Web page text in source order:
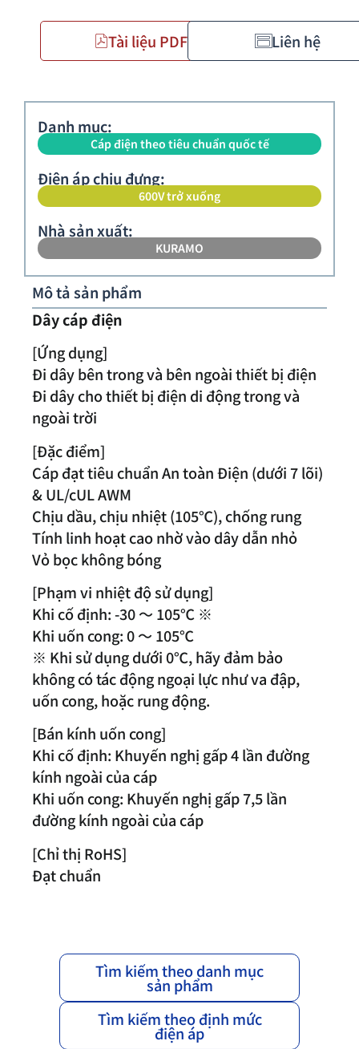
Tài liệu PDF Liên hệ
Danh mục:
Cáp điện theo tiêu chuẩn quốc tế
Điện áp chịu đựng:
600V trở xuống
Nhà sản xuất:
KURAMO
Mô tả sản phẩm
Dây cáp điện
[Ứng dụng]
Đi dây bên trong và bên ngoài thiết bị điện
Đi dây cho thiết bị điện di động trong và
ngoài trời
[Đặc điểm]
Cáp đạt tiêu chuẩn An toàn Điện (dưới 7 lõi)
& UL/cUL AWM
Chịu dầu, chịu nhiệt (105℃), chống rung
Tính linh hoạt cao nhờ vào dây dẫn nhỏ
Vỏ bọc không bóng
[Phạm vi nhiệt độ sử dụng]
Khi cố định: -30 ～ 105℃ ※
Khi uốn cong: 0 ～ 105℃
※ Khi sử dụng dưới 0℃, hãy đảm bảo
không có tác động ngoại lực như va đập,
uốn cong, hoặc rung động.
[Bán kính uốn cong]
Khi cố định: Khuyến nghị gấp 4 lần đường
kính ngoài của cáp
Khi uốn cong: Khuyến nghị gấp 7,5 lần
đường kính ngoài của cáp
[Chỉ thị RoHS]
Đạt chuẩn
Tìm kiếm theo danh mục
sản phẩm
Tìm kiếm theo định mức
điện áp